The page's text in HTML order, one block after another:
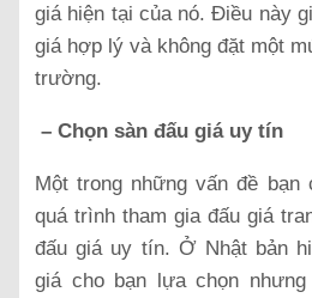
giá hiện tại của nó. Điều này
giá hợp lý và không đặt một
trường.
– Chọn sàn đấu giá uy tín
Một trong những vấn đề
quá trình tham gia đấu giá
đấu giá uy tín. Ở Nhật bản
giá cho bạn lựa chọn